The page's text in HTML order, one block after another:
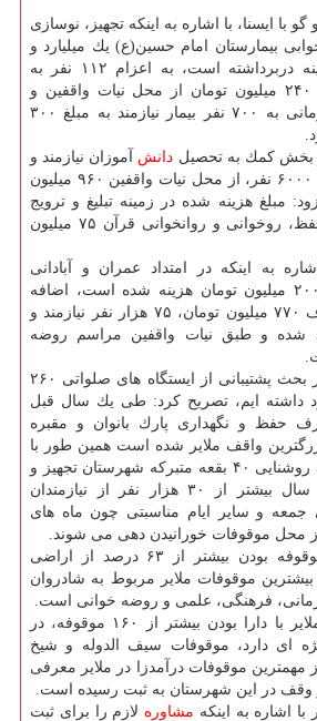
با ایسنا، با اشاره به اینكه تجهیز، نوسازی
بخش ۲۵ تختخوابی بیمارستان امام حسین(ع) یك میلیارد و
۵۰۰ میلیون تومان هزینه دربرداشته است، به اعزام ۱۱۲ نفر به
كربلای معلی با صرف ۲۴۰ میلیون تومان از محل نیات واقفین و
پرداخت كمك هزینه درمانی به ۷۰۰ نفر بیمار نیازمند به مبلغ ۳۰۰
بخش كمك به تحصیل دانش آموزان نیازمند و
توزیع لوازم التحریر بین ۶۰۰۰ نفر، از محل نیات واقفین ۹۶۰ میلیون
مبلغ هزینه شده در زمینه تبلیغ و ترویج
فرهنگ قرآنی شامل حفظ، روخوانی و روانخوانی قرآن ۷۵ میلیون
به اینكه در امتداد عمران و آبادانی
امامزادگان شهرستان ۲۰۰ میلیون تومان هزینه شده است، اضافه
كرد: همین طور با صرف ۷۷۰ میلیون تومان، ۷۵ هزار نفر نیازمند و
شده و طبق نیات واقفین مراسم روضه
وی با اشاره به اینكه در بحث پشتیبانی از ایستگاه های صلواتی ۲۶۰
داشته ایم، تصریح كرد: طی یك سال قبل
صرف حفظ و نگهداری پارك بانوان و مقبره
واقف ملایر شده است همین طور با
صرف ۴۰ میلیون تومان روشنایی ۴۰ بقعه متبركه شهرستان تجهیز و
تأمین شد و در طول سال بیشتر از ۳۰ هزار نفر از نیازمندان
و سایر ایام مناسبتی چون ماه های
محل موقوفات خورانیدن دهی می شوند.
جعفری با اشاره به موقوفه بودن بیشتر از ۶۳ درصد از اراضی
موقوفات ملایر مربوط به شادروان
فرهنگی، علمی و روضه خوانی است.
وی با اشاره به اینكه ملایر با دارا بودن بیشتر از ۱۶۰ موقوفه، در
ای دارد، موقوفات سیف الدوله و شیخ
مهمترین موقوفات درآمدزا در ملایر معرفی
وقف در این شهرستان به ثبت رسیده است.
اشاره به اینكه مشاوره لازم را برای ثبت